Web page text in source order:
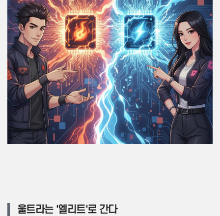
울트라는 '엘리트'로 간다